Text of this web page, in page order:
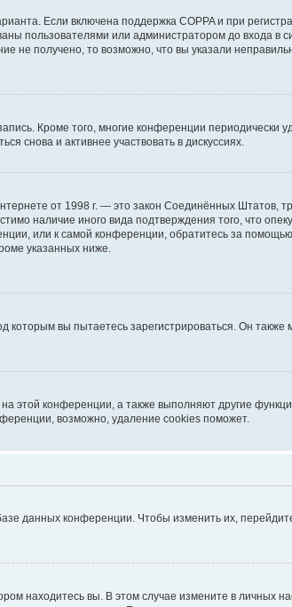
Если включена поддержка COPPA и при
пользователями или администратором до входа в
не получено, то возможно, что вы указали
Кроме того, многие конференции
снова и активнее участвовать в дискуссиях.
от 1998 г. — это закон Соединённых Штатов,
наличие иного вида подтверждения того, что
или к самой конференции, обратитесь за
указанных ниже.
вы пытаетесь зарегистрироваться. Он
этой конференции, а также выполняют другие
возможно, удаление cookies поможет.
данных конференции. Чтобы изменить их,
находитесь вы. В этом случае измените в личных